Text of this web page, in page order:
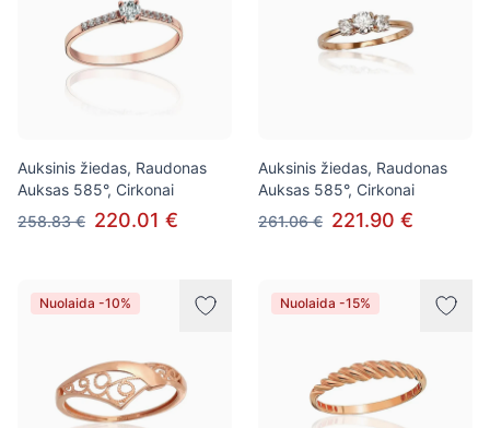
Auksinis žiedas, Raudonas
Auksas 585°, Cirkonai
258.83 € 220.01 €
Auksinis žiedas, Raudonas
Auksas 585°, Cirkonai
261.06 € 221.90 €
Nuolaida -10% Nuolaida -15%